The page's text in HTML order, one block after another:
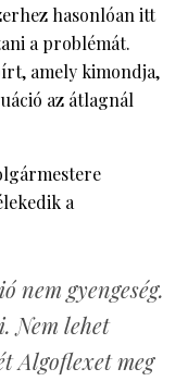
hasonlóan itt
a problémát.
amely kimondja,
az átlagnál
a
nem gyengeség.
Nem lehet
Algoflexet meg